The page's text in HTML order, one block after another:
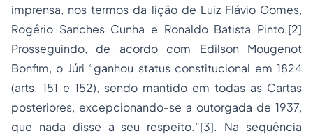
imprensa, nos termos da lição de Luiz Flávio Gomes,
Rogério Sanches Cunha e Ronaldo Batista Pinto.[2]
Prosseguindo, de acordo com Edilson Mougenot
Bonfim, o Júri “ganhou status constitucional em 1824
(arts. 151 e 152), sendo mantido em todas as Cartas
posteriores, excepcionando-se a outorgada de 1937,
que nada disse a seu respeito.”[3]. Na sequência